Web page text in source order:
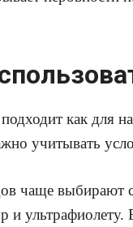
как для
учитывать
чаще выбирают
и